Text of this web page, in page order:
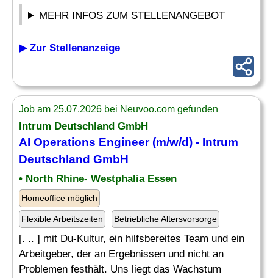
MEHR INFOS ZUM STELLENANGEBOT
▶ Zur Stellenanzeige
Job am 25.07.2026 bei Neuvoo.com gefunden
Intrum Deutschland GmbH
AI Operations Engineer(m/w/d) - Intrum
Deutschland GmbH
• North Rhine- Westphalia Essen
Homeoffice möglich
Flexible Arbeitszeiten Betriebliche Altersvorsorge
[. .. ] mit Du-Kultur, ein hilfsbereites Team und ein
Arbeitgeber, der an Ergebnissen und nicht an
Problemen festhält. Uns liegt das Wachstum